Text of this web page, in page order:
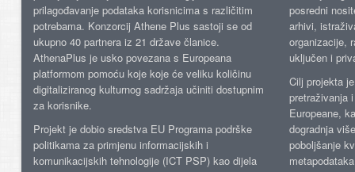
prilagođavanje podataka korisnicima s različitim
potrebama. Konzorcij Athene Plus sastoji se od
ukupno 40 partnera iz 21 države članice.
AthenaPlus je usko povezana s Europeana
platformom pomoću koje koje će veliku količinu
digitaliziranog kulturnog sadržaja učiniti dostupnim
za korisnike.
Projekt je dobio sredstva EU Programa podrške
politikama za primjenu informacijskih i
komunikacijskih tehnologije (ICT PSP) kao dijela
posredni
arhivi,
organizacije,
uključen i
Cilj projekta
pretraživanja
Europeane,
dogradnja
poboljšanje